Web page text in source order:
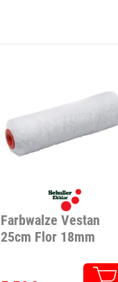
Farbwalze Vestan
25cm Flor 18mm